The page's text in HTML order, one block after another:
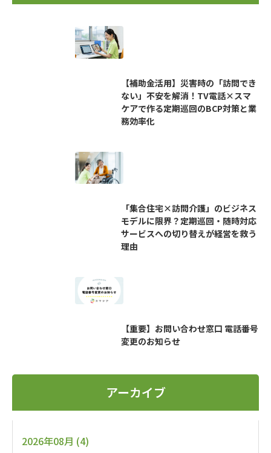
【補助金活用】災害時の「訪問でき
ない」不安を解消！TV電話×スマ
ケアで作る定期巡回のBCP対策と業
務効率化
「集合住宅×訪問介護」のビジネス
モデルに限界？定期巡回・随時対応
サービスへの切り替えが経営を救う
理由
【重要】お問い合わせ窓口 電話番号
変更のお知らせ
アーカイブ
2026年08月 (4)